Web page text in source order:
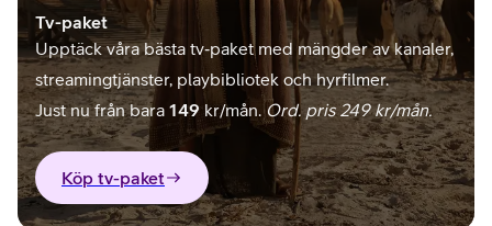
Tv-paket
Upptäck våra bästa tv‑paket med mängder av kanaler,
streamingtjänster, playbibliotek och hyrfilmer.
Just nu från bara 149 kr/mån.Ord. pris 249 kr/mån.
Köp tv-paket